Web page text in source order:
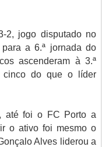
jogo disputado no
a 6.ª jornada do
ascenderam à 3.ª
cinco do que o líder
até foi o FC Porto a
o ativo foi mesmo o
Alves liderou a